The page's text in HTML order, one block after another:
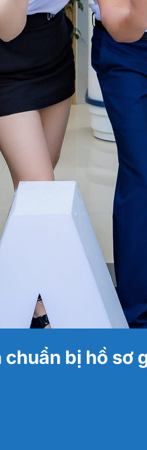
bị hồ sơ